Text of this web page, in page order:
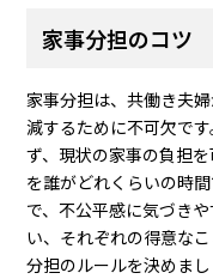
家事分担のコツ
家事分担は、共働き夫
減するために不可欠で
ず、現状の家事の負担
を誰がどれくらいの時
で、不公平感に気づき
い、それぞれの得意な
分担のルールを決めま